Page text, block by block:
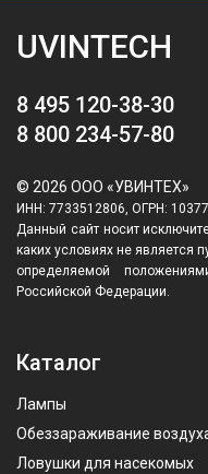
UVINTECH
8 495 120-38-30
8 800 234-57-80
© 2026 ООО «УВИНТЕХ»
ИНН: 7733512806, ОГРН:
Данный сайт носит
каких условиях не является
определяемой
Российской Федерации.
Каталог
Лампы
Обеззараживание
Ловушки для насекомых